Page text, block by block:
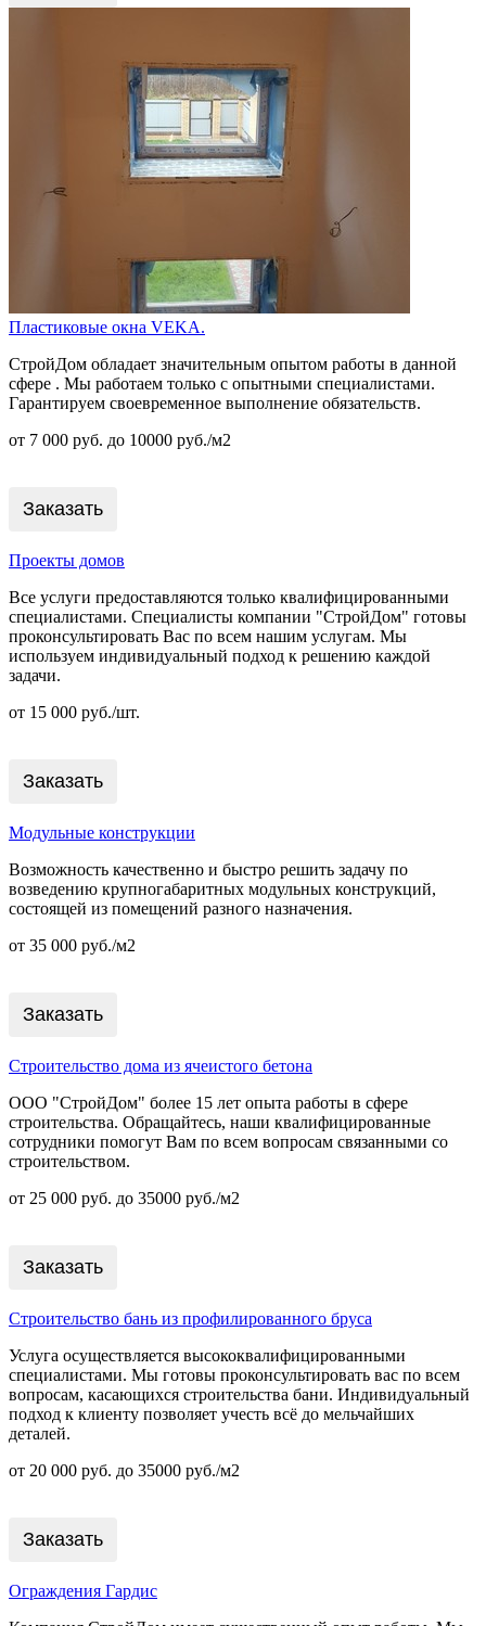
Пластиковые окна VEKА.
СтройДом обладает значительным опытом работы в данной
сфере . Мы работаем только с опытными специалистами.
Гарантируем своевременное выполнение обязательств.
от 7 000 руб. до 10000 руб./м2
Заказать
Проекты домов
Все услуги предоставляются только квалифицированными
специалистами. Специалисты компании "СтройДом" готовы
проконсультировать Вас по всем нашим услугам. Мы
используем индивидуальный подход к решению каждой
задачи.
от 15 000 руб./шт.
Заказать
Модульные конструкции
Возможность качественно и быстро решить задачу по
возведению крупногабаритных модульных конструкций,
состоящей из помещений разного назначения.
от 35 000 руб./м2
Заказать
Строительство дома из ячеистого бетона
ООО "СтройДом" более 15 лет опыта работы в сфере
строительства. Обращайтесь, наши квалифицированные
сотрудники помогут Вам по всем вопросам связанными со
строительством.
от 25 000 руб. до 35000 руб./м2
Заказать
Строительство бань из профилированного бруса
Услуга осуществляется высококвалифицированными
специалистами. Мы готовы проконсультировать вас по всем
вопросам, касающихся строительства бани. Индивидуальный
подход к клиенту позволяет учесть всё до мельчайших
деталей.
от 20 000 руб. до 35000 руб./м2
Заказать
Ограждения Гардис